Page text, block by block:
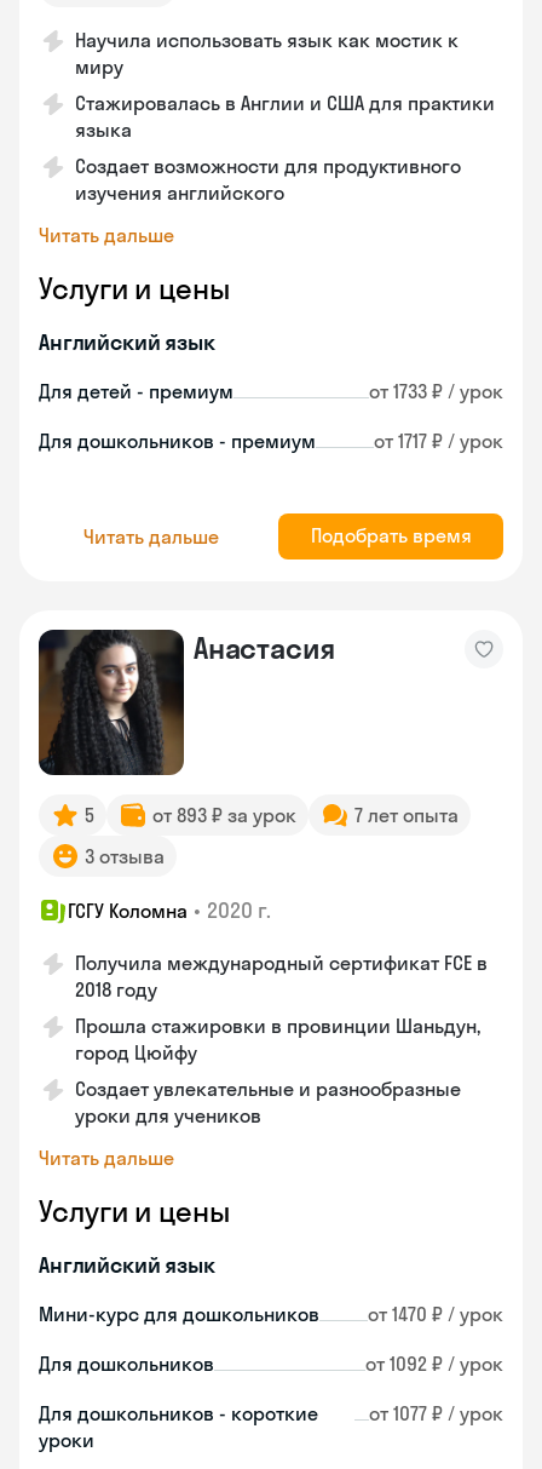
Научила использовать язык как мостик к
миру
Стажировалась в Англии и США для практики
языка
Создает возможности для продуктивного
изучения английского
Читать дальше
Услуги и цены
Английский язык
Для детей - премиум от 1733 ₽ / урок
Для дошкольников - премиум от 1717 ₽ / урок
Читать дальше Подобрать время
Анастасия
5 от 893 ₽ за урок
7 лет опыта
3 отзыва
ГСГУ Коломна • 2020 г.
Получила международный сертификат FCE в
2018 году
Прошла стажировки в провинции Шаньдун,
город Цюйфу
Создает увлекательные и разнообразные
уроки для учеников
Читать дальше
Услуги и цены
Английский язык
Мини-курс для дошкольников от 1470 ₽ / урок
Для дошкольников от 1092 ₽ / урок
Для дошкольников - короткие
уроки
от 1077 ₽ / урок